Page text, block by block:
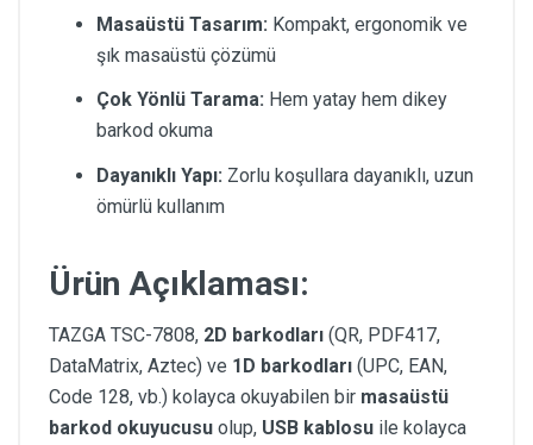
Masaüstü Tasarım: Kompakt, ergonomik ve
şık masaüstü çözümü
Çok Yönlü Tarama: Hem yatay hem dikey
barkod okuma
Dayanıklı Yapı: Zorlu koşullara dayanıklı, uzun
ömürlü kullanım
Ürün Açıklaması:
TAZGA TSC-7808, 2D barkodları (QR, PDF417,
DataMatrix, Aztec) ve 1D barkodları (UPC, EAN,
Code 128, vb.) kolayca okuyabilen bir masaüstü
barkod okuyucusu olup, USB kablosu ile kolayca